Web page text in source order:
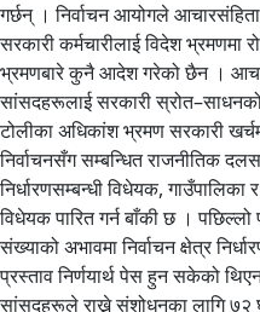
गर्छन् । निर्वाचन आयोगले
सरकारी कर्मचारीलाई विदेश
भ्रमणबारे कुनै आदेश गरेको छैन ।
सांसदहरूलाई सरकारी
टोलीका अधिकांश भ्रमण सरकारी
निर्वाचनसँग सम्बन्धित राजनीतिक
निर्धारणसम्बन्धी विधेयक,
विधेयक पारित गर्न बाँकी छ ।
संख्याको अभावमा निर्वाचन क्षेत्र
प्रस्ताव निर्णयार्थ पेस हुन सकेको
सांसदहरूले राख्ने संशोधनका लागि ७२